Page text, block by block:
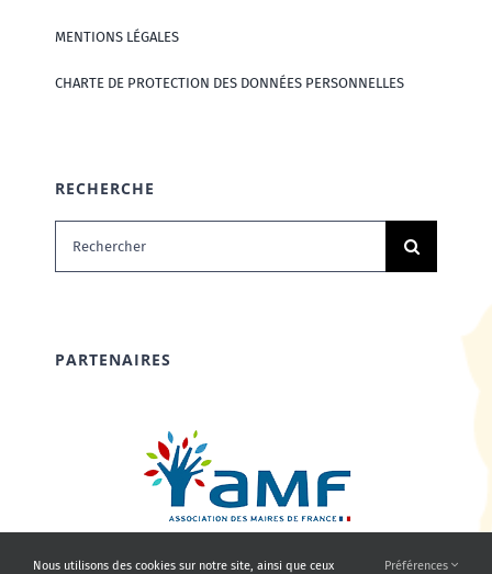
MENTIONS LÉGALES
CHARTE DE PROTECTION DES DONNÉES PERSONNELLES
RECHERCHE
Rechercher:
PARTENAIRES
Nous utilisons des cookies sur notre site, ainsi que ceux Préférences